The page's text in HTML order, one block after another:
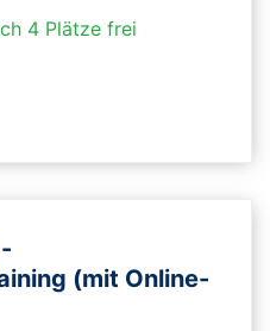
4 Plätze frei
(mit Online-